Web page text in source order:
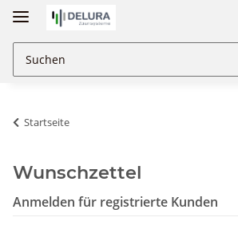
Startseite
Wunschzettel
Anmelden für registrierte Kunden